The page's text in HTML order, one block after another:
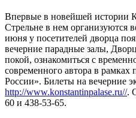
Впервые в новейшей истории
Стрельне в нем организуются
июня у посетителей дворца
вечерние парадные залы,
покой, ознакомиться с
современного автора в
России». Билеты на вечерние
http://www.konstantinpalase.ru//.
60 и 438-53-65.